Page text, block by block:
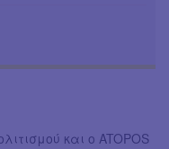
και ο ATOPOS